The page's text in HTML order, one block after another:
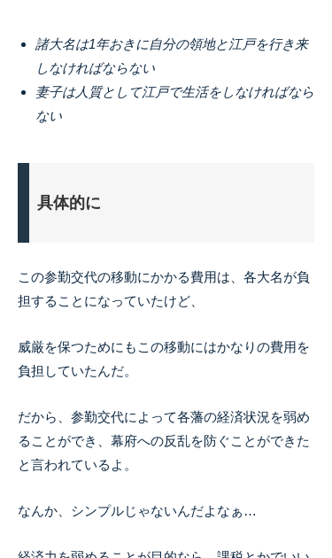
諸大名は1年おきに自分の領地と江戸を行き来
しなければならない
妻子は人質として江戸で生活をしなければなら
ない
具体的に
この参勤交代の移動にかかる費用は、各大名が負
担することになっていたけど、
威厳を保つためにもこの移動にはかなりの費用を
負担していたんだ。
だから、参勤交代によって各藩の経済状況を弱め
ることができ、幕府への反乱を防ぐことができた
と言われているよ。
なんか、シンプルじゃないんだよなぁ…